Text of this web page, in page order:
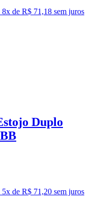
8x de R$ 71,18 sem juros
Duplo
5x de R$ 71,20 sem juros